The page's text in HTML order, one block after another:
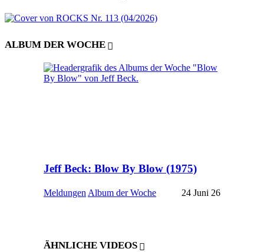
ALBUM DER WOCHE
Jeff Beck: Blow By Blow (1975)
Meldungen Album der Woche 24 Juni 26
ÄHNLICHE VIDEOS